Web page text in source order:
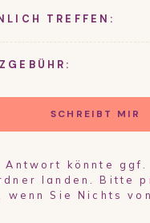
TREFFEN:
SCHREIBT MIR
Antwort könnte ggf.
landen. Bitte
wenn Sie Nichts